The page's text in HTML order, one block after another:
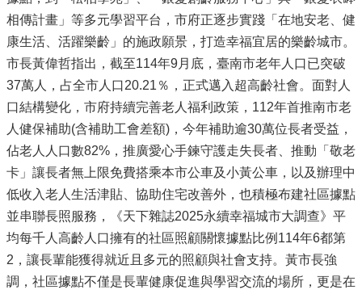
相傳計畫」等多元學習平台，市府正逐步實踐「在地安老、健
康生活、活躍樂齡」的施政願景，打造幸福宜居的樂齡城市。
市長黃偉哲指出，截至114年9月底，臺南市老年人口已突破
37萬人，占全市人口20.21％，正式邁入超高齡社會。面對人
口結構變化，市府持續完善老人福利政策，112年首推南市老
人健保補助(含補助工會差額)，今年補助逾30萬位長者受益，
佔老人人口數82%，推廣愛心手鍊守護走失長者、推動「敬老
卡」讓長者無上限免費搭乘本市公車及小黃公車，以及辦理中
低收入老人生活津貼、協助住宅改善外，也積極布建社區據點
並串聯長照服務，《天下雜誌2025永續幸福城市大調查》平
均每千人高齡人口擁有的社區照顧關懷據點比例114年6都第
2，讓長輩能獲得就近且多元的照顧與社會支持。黃市長強
調，社區據點不僅是長輩健康促進與學習交流的場所，更是在